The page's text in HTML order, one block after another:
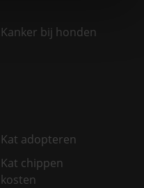
Kanker bij honden
Kat adopteren
Kat chippen
kosten